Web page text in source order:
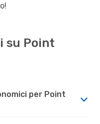
su Point
per Point